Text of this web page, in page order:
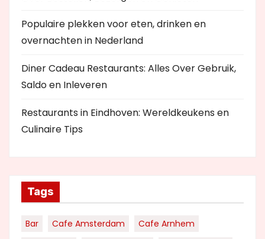
Populaire plekken voor eten, drinken en
overnachten in Nederland
Diner Cadeau Restaurants: Alles Over Gebruik,
Saldo en Inleveren
Restaurants in Eindhoven: Wereldkeukens en
Culinaire Tips
Tags
Bar Cafe Amsterdam
Cafe Arnhem